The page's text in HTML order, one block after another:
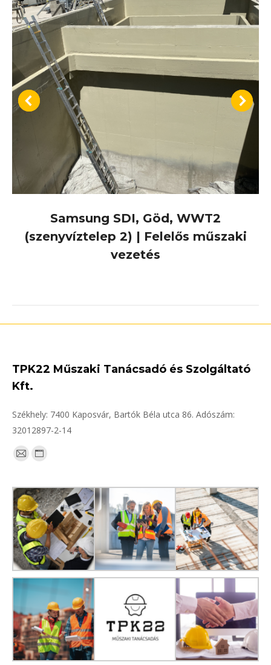
Samsung SDI, Göd, WWT2
(szenyvíztelep 2) | Felelős műszaki
vezetés
TPK22 Műszaki Tanácsadó és Szolgáltató
Kft.
Székhely: 7400 Kaposvár, Bartók Béla utca 86. Adószám:
32012897-2-14
Find us on:
Mail
opens
in
new
window
Website
opens
in
new
window